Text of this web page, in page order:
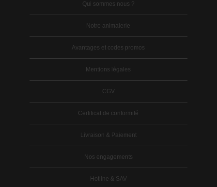
Qui sommes nous ?
Notre animalerie
Avantages et codes promos
Mentions légales
CGV
Certificat de conformité
Livraison & Paiement
Nos engagements
Hotline & SAV